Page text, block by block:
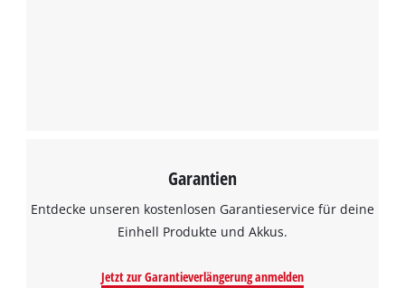
Garantien
Entdecke unseren kostenlosen Garantieservice für deine
Einhell Produkte und Akkus.
Jetzt zur Garantieverlängerung anmelden